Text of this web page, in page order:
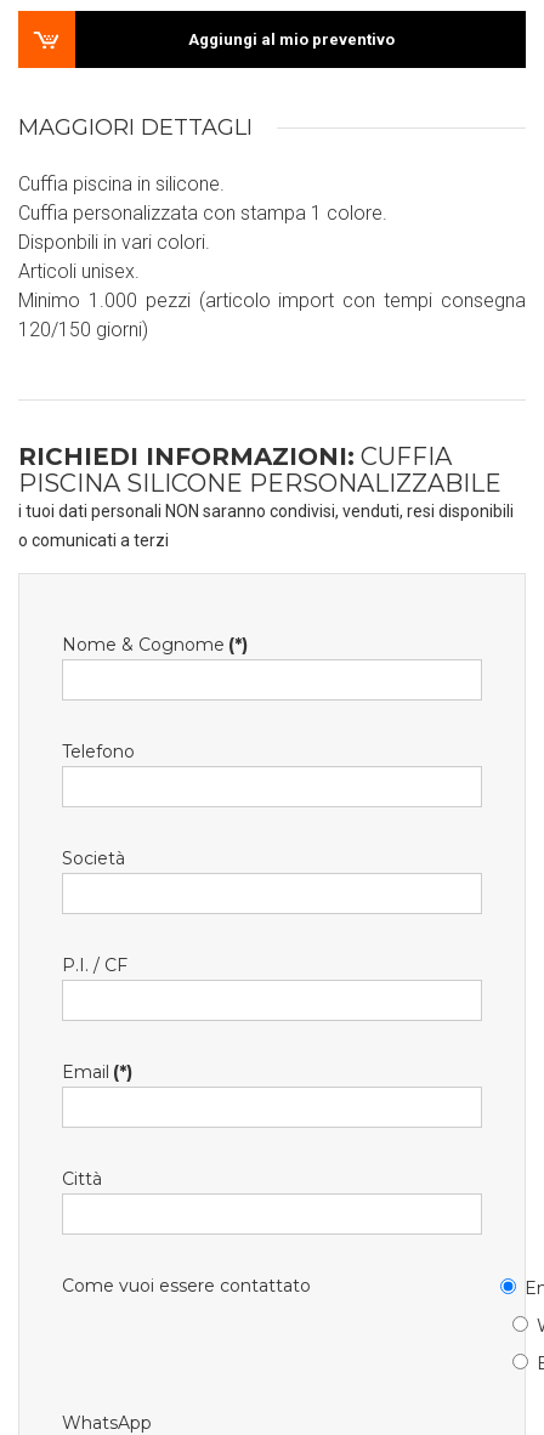
Aggiungi al mio preventivo
MAGGIORI DETTAGLI
Cuffia piscina in silicone.
Cuffia personalizzata con stampa 1 colore.
Disponbili in vari colori.
Articoli unisex.
Minimo 1.000 pezzi (articolo import con tempi consegna
120/150 giorni)
RICHIEDI INFORMAZIONI: CUFFIA
PISCINA SILICONE PERSONALIZZABILE
i tuoi dati personali NON saranno condivisi, venduti, resi disponibili
o comunicati a terzi
Nome & Cognome (*)
Telefono
Società
P.I. / CF
Email (*)
Città
Come vuoi essere contattato
WhatsApp